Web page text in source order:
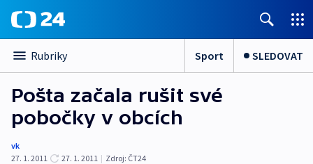
Rubriky Sport SLEDOVAT
Pošta začala rušit své
pobočky v obcích
vk
27. 1. 2011
27. 1. 2011 | Zdroj: ČT24